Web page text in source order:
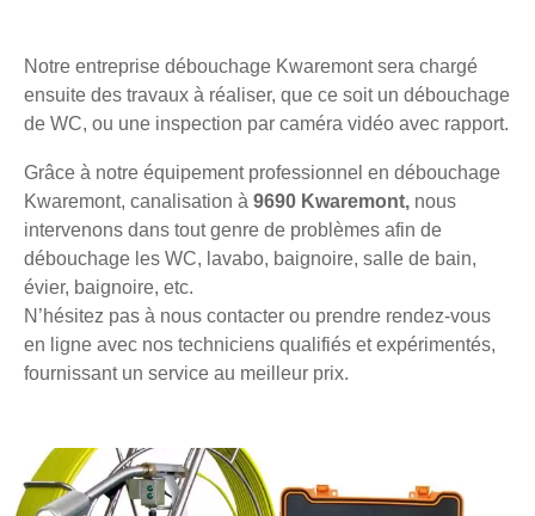
Notre entreprise débouchage Kwaremont sera chargé
ensuite des travaux à réaliser, que ce soit un débouchage
de WC, ou une inspection par caméra vidéo avec rapport.
Grâce à notre équipement professionnel en débouchage
Kwaremont, canalisation à 9690 Kwaremont, nous
intervenons dans tout genre de problèmes afin de
débouchage les WC, lavabo, baignoire, salle de bain,
évier, baignoire, etc.
N’hésitez pas à nous contacter ou prendre rendez-vous
en ligne avec nos techniciens qualifiés et expérimentés,
fournissant un service au meilleur prix.